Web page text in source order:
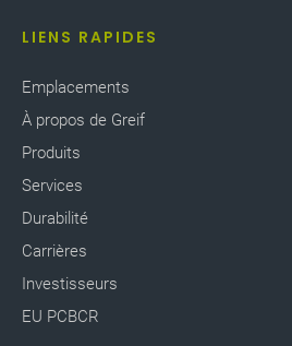
LIENS RAPIDES
Emplacements
À propos de Greif
Produits
Services
Durabilité
Carrières
Investisseurs
EU PCBCR